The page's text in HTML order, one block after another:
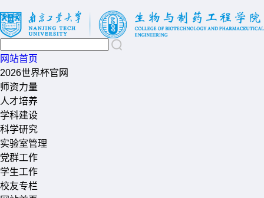
网站首页
2026世界杯官网
师资力量
人才培养
学科建设
科学研究
实验室管理
党群工作
学生工作
校友专栏